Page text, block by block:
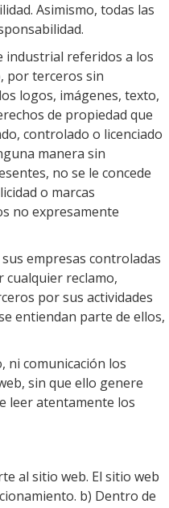
Asimismo, todas las
industrial referidos a los
por terceros sin
logos, imágenes, texto,
de propiedad que
controlado o licenciado
manera sin
no se le concede
o marcas
no expresamente
empresas controladas
cualquier reclamo,
por sus actividades
entiendan parte de ellos,
ni comunicación los
sin que ello genere
leer atentamente los
al sitio web. El sitio web
b) Dentro de